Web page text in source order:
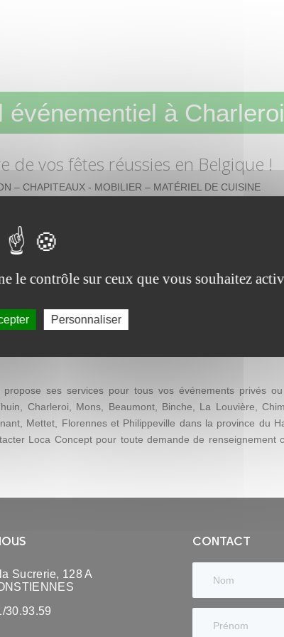
événementiel à Charleroi
de vos fêtes réussies en Belgique !
– CHAPITEAUX - MOBILIER – MATÉRIEL DE CUISINE
: location de matériel
décoration facile à mettre en place et pas chère, mais qui
pour une action promotionnelle ? Envie de mettre de
de matériel événementiel à Charleroi (Thuin), Loca
pour faire de votre événement une réussite :
accessoires de décoration, matériel de cuisine
propose ses services pour tous vos événements privés
Charleroi, Mons, Beaumont, Binche, La Louvière,
Mettet, Florennes et Philippeville dans la province du
Loca Concept pour toute demande de renseignement
Sucrerie, 128 A
30.93.59
CONTACT
le contrôle sur ceux que vous souhaitez
Personnaliser